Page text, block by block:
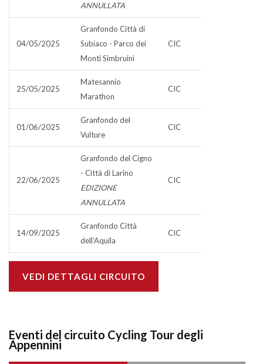
ANNULLATA
04/05/2025
Granfondo Città di
Subiaco - Parco dei
Monti Simbruini
CIC
25/05/2025
Matesannio
Marathon
CIC
01/06/2025
Granfondo del
Vulture
CIC
22/06/2025
Granfondo del Cigno
- Città di Larino
EDIZIONE
ANNULLATA
CIC
14/09/2025
Granfondo Città
dell'Aquila
CIC
VEDI DETTAGLI CIRCUITO
Eventi del circuito Cycling Tour degli
Appennini